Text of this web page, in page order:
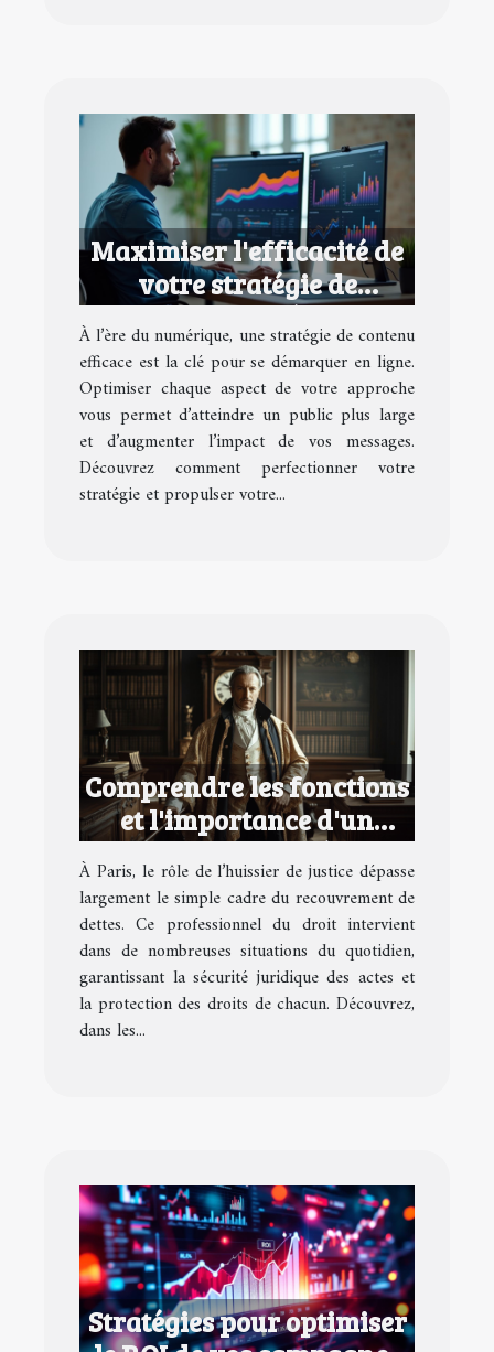
Maximiser l'efficacité de
votre stratégie de
contenu numérique
À l’ère du numérique, une stratégie de contenu
efficace est la clé pour se démarquer en ligne.
Optimiser chaque aspect de votre approche
vous permet d’atteindre un public plus large
et d’augmenter l’impact de vos messages.
Découvrez comment perfectionner votre
stratégie et propulser votre...
Comprendre les fonctions
et l'importance d'un
huissier de justice à Paris
À Paris, le rôle de l’huissier de justice dépasse
largement le simple cadre du recouvrement de
dettes. Ce professionnel du droit intervient
dans de nombreuses situations du quotidien,
garantissant la sécurité juridique des actes et
la protection des droits de chacun. Découvrez,
dans les...
Stratégies pour optimiser